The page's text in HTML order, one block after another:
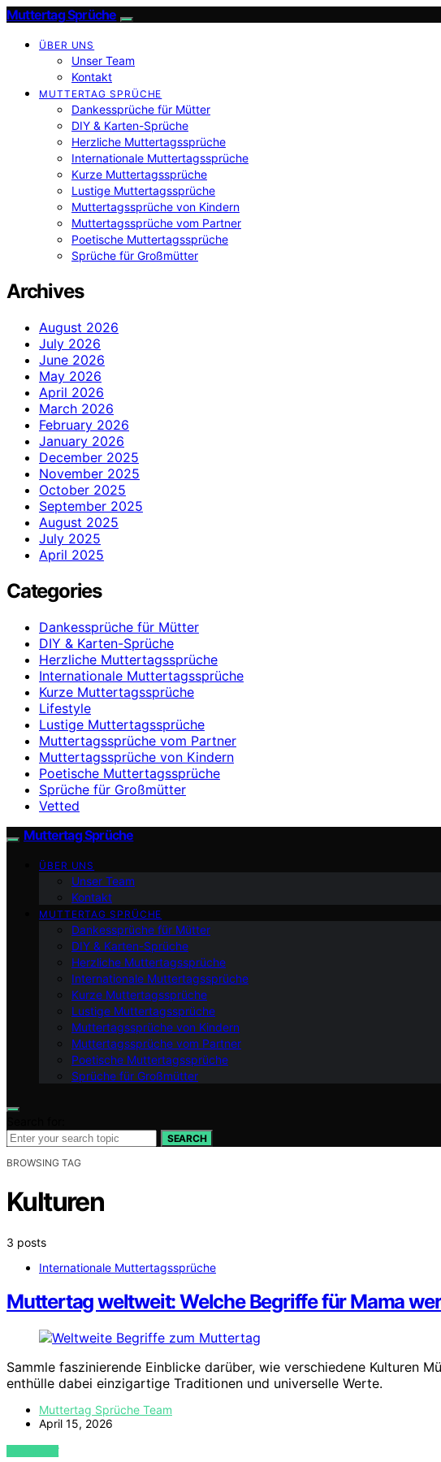
Muttertag Sprüche
ÜBER UNS
Unser Team
Kontakt
MUTTERTAG SPRÜCHE
Dankessprüche für Mütter
DIY & Karten-Sprüche
Herzliche Muttertagssprüche
Internationale Muttertagssprüche
Kurze Muttertagssprüche
Lustige Muttertagssprüche
Muttertagssprüche von Kindern
Muttertagssprüche vom Partner
Poetische Muttertagssprüche
Sprüche für Großmütter
Archives
August 2026
July 2026
June 2026
May 2026
April 2026
March 2026
February 2026
January 2026
December 2025
November 2025
October 2025
September 2025
August 2025
July 2025
April 2025
Categories
Dankessprüche für Mütter
DIY & Karten-Sprüche
Herzliche Muttertagssprüche
Internationale Muttertagssprüche
Kurze Muttertagssprüche
Lifestyle
Lustige Muttertagssprüche
Muttertagssprüche vom Partner
Muttertagssprüche von Kindern
Poetische Muttertagssprüche
Sprüche für Großmütter
Vetted
Muttertag Sprüche
ÜBER UNS
Unser Team
Kontakt
MUTTERTAG SPRÜCHE
Dankessprüche für Mütter
DIY & Karten-Sprüche
Herzliche Muttertagssprüche
Internationale Muttertagssprüche
Kurze Muttertagssprüche
Lustige Muttertagssprüche
Muttertagssprüche von Kindern
Muttertagssprüche vom Partner
Poetische Muttertagssprüche
Sprüche für Großmütter
SEARCH
BROWSING TAG
Kulturen
3 posts
Internationale Muttertagssprüche
Muttertag weltweit: Welche Begriffe für Mama
Sammle faszinierende Einblicke darüber, wie verschiedene Kulturen
enthülle dabei einzigartige Traditionen und universelle Werte.
Muttertag Sprüche Team
April 15, 2026
VIEW POST